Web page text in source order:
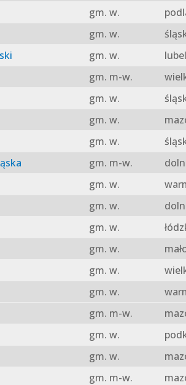
gm. w.
gm. w.
gm. w.
gm. m-w.
gm. w.
gm. w.
gm. w.
gm. m-w.
gm. w.
gm. w.
gm. w.
gm. w.
gm. w.
gm. w.
gm. m-w.
gm. w.
gm. w.
gm. m-w.